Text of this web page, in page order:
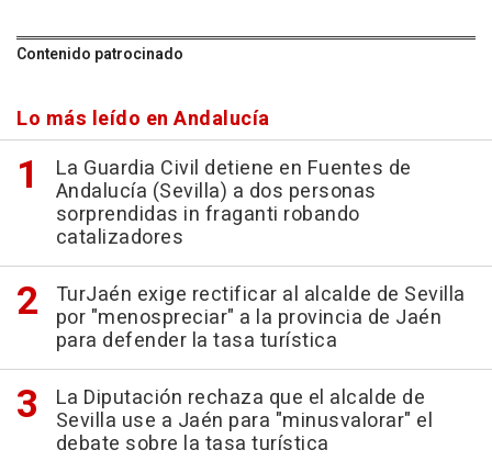
Contenido patrocinado
Lo más leído en Andalucía
La Guardia Civil detiene en Fuentes de
Andalucía (Sevilla) a dos personas
sorprendidas in fraganti robando
catalizadores
TurJaén exige rectificar al alcalde de Sevilla
por "menospreciar" a la provincia de Jaén
para defender la tasa turística
La Diputación rechaza que el alcalde de
Sevilla use a Jaén para "minusvalorar" el
debate sobre la tasa turística